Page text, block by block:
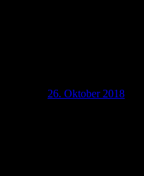
26. Oktober 2018